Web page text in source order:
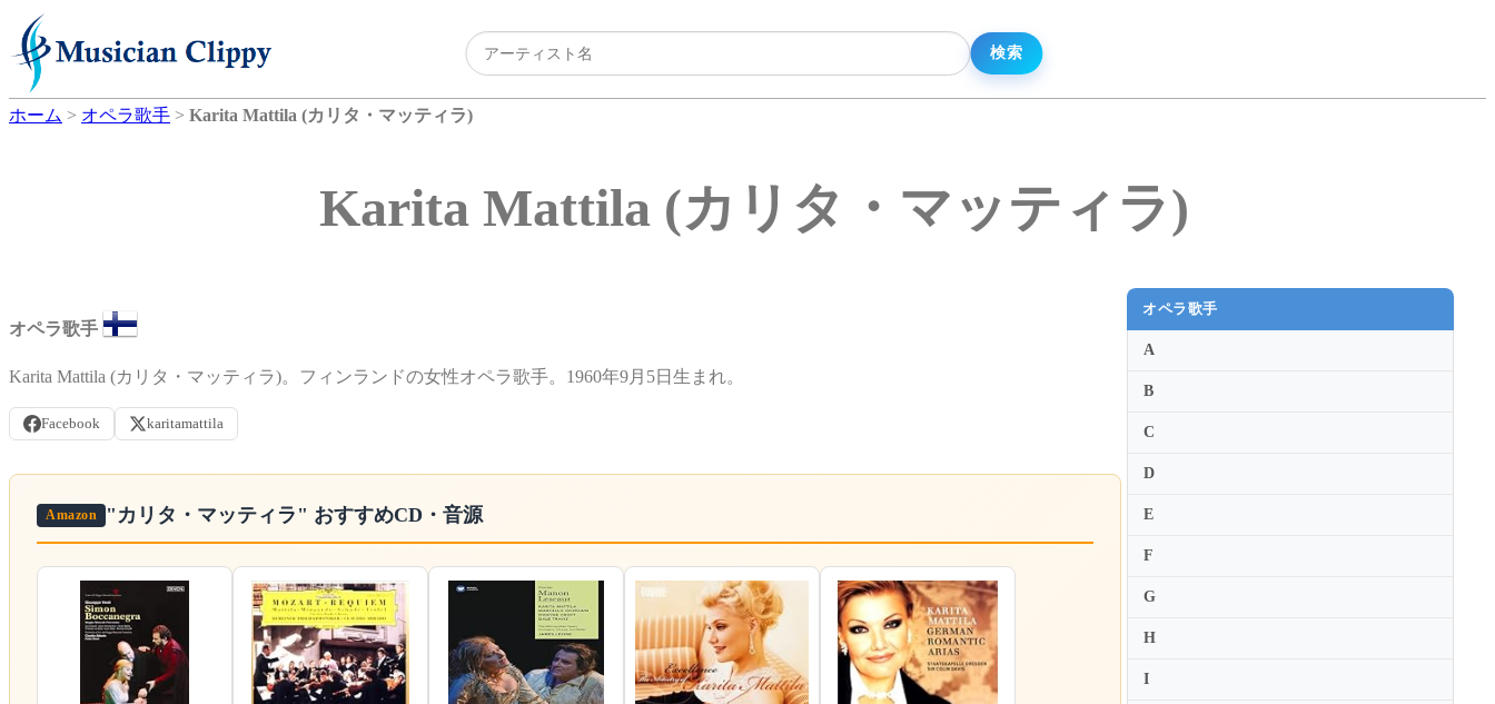
ホーム > オペラ歌手 > Karita Mattila (カリタ・マッティラ)
Karita Mattila (カリタ・マッティラ)
オペラ歌手
Karita Mattila (カリタ・マッティラ)。フィンランドの女性オペラ歌手。1960年9月5日生まれ。
Facebook karitamattila
Amazon "カリタ・マッティラ" おすすめCD・音源
オペラ歌手
A
B
C
D
E
F
G
H
I